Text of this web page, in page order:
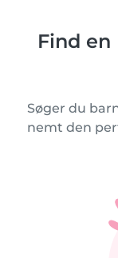
Find
Søger du
nemt den